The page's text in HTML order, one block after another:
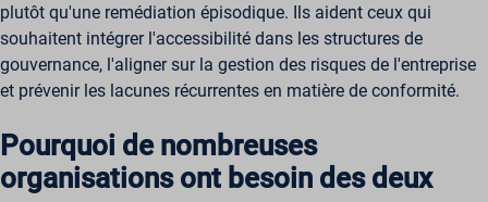
plutôt qu'une remédiation épisodique. Ils aident ceux qui
souhaitent intégrer l'accessibilité dans les structures de
gouvernance, l'aligner sur la gestion des risques de l'entreprise
et prévenir les lacunes récurrentes en matière de conformité.
Pourquoi de nombreuses
organisations ont besoin des deux